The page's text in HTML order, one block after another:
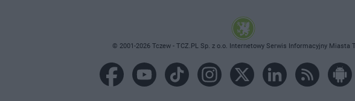
© 2001-2026 Tczew - TCZ.PL Sp. z o.o. Internetowy Serwis Informacyjny Miasta